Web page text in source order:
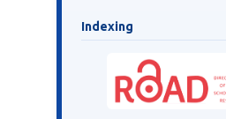
Indexing